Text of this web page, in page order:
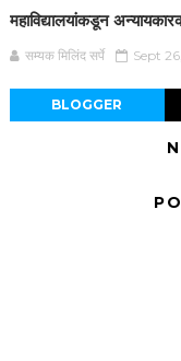
महाविद्यालयांकडून
सम्यक मिलिंद सर्पे Sept
BLOGGER